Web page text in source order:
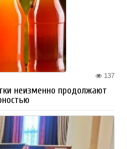
137
неизменно продолжают